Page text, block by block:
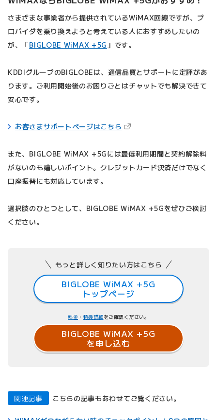
さまざまな事業者から提供されているWiMAX回線ですが、プ
ロバイダを乗り換えようと考えている人におすすめしたいの
が、「BIGLOBE WiMAX +5G 」です。
KDDIグループのBIGLOBEは、通信品質とサポートに定評があ
ります。ご利用開始後のお困りごとはチャットでも解決できて
安心です。
お客さまサポートページはこちら （新しいタブで開きます）
また、BIGLOBE WiMAX +5Gには最低利用期間と契約解除料
がないのも嬉しいポイント。クレジットカード決済だけでなく
口座振替にも対応しています。
選択肢のひとつとして、BIGLOBE WiMAX +5Gをぜひご検討
ください。
もっと詳しく知りたい方はこちら
BIGLOBE WiMAX +5G
トップページ
料金 ・ 特典詳細をご確認ください。
BIGLOBE WiMAX +5G
を申し込む
関連記事 こちらの記事もあわせてご覧ください。